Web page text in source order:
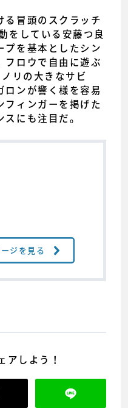
る冒頭のスクラッチ
をしている安藤つ良
プを基本としたシン
フロウで自由に遊ぶ
リの大きなサビ
ロンが響く様を容易
フィンガーを掲げた
にも注目だ。
ジを見る
アしよう！